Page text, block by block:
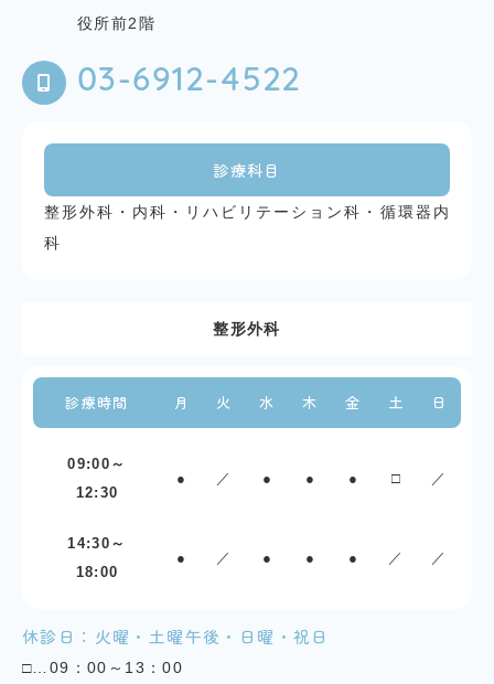
役所前2階
03-6912-4522
診療科目
整形外科・内科・リハビリテーション科・循環器内
科
整形外科
診療時間 月 火 水 木 金 土 日
09:00～
12:30
● ／ ● ● ● □ ／
14:30～
18:00
● ／ ● ● ● ／ ／
休診日：火曜・土曜午後・日曜・祝日
□…09：00～13：00